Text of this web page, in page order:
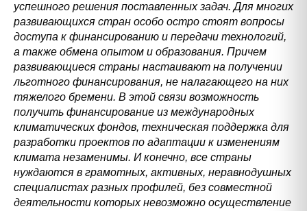
успешного решения поставленных задач. Для многих
развивающихся стран особо остро стоят вопросы
доступа к финансированию и передачи технологий,
а также обмена опытом и образования. Причем
развивающиеся страны настаивают на получении
льготного финансирования, не налагающего на них
тяжелого бремени. В этой связи возможность
получить финансирование из международных
климатических фондов, техническая поддержка для
разработки проектов по адаптации к изменениям
климата незаменимы. И конечно, все страны
нуждаются в грамотных, активных, неравнодушных
специалистах разных профилей, без совместной
деятельности которых невозможно осуществление